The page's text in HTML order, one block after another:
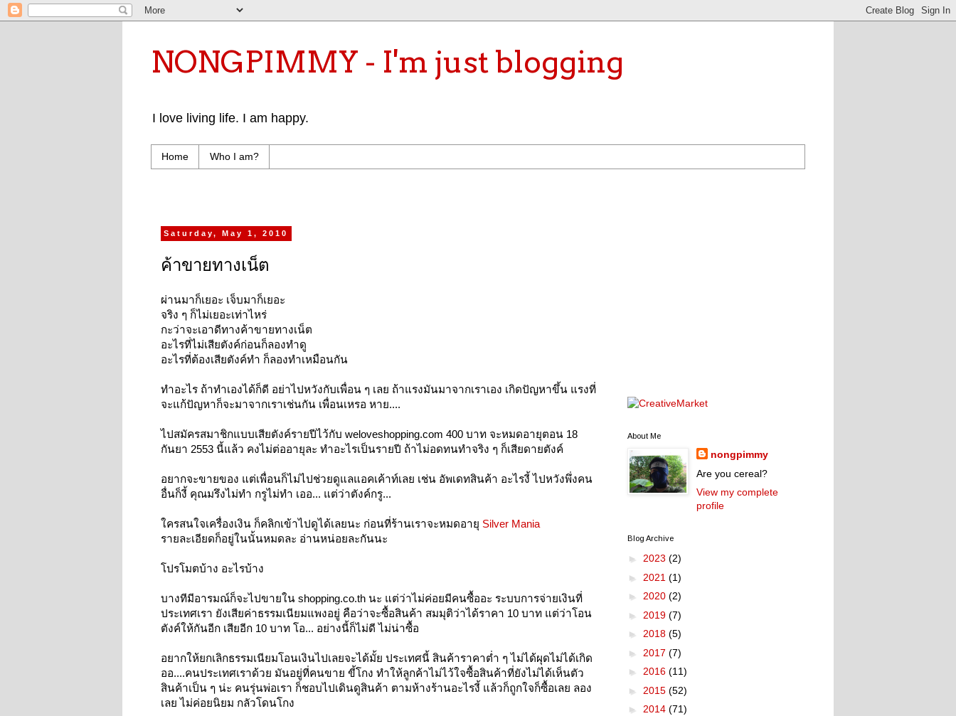
NONGPIMMY - I'm just blogging
I love living life. I am happy.
Home Who I am?
Saturday, May 1, 2010
ค้าขายทางเน็ต
ผ่านมาก็เยอะ เจ็บมาก็เยอะ
จริง ๆ ก็ไม่เยอะเท่าไหร่
กะว่าจะเอาดีทางค้าขายทางเน็ต
อะไรที่ไม่เสียตังค์ก่อนก็ลองทำดู
อะไรที่ต้องเสียตังค์ทำ ก็ลองทำเหมือนกัน
ทำอะไร ถ้าทำเองได้ก็ดี อย่าไปหวังกับเพื่อน ๆ เลย ถ้าแรงมันมาจากเราเอง เกิดปัญหาขึ้น แรงที่
จะแก้ปัญหาก็จะมาจากเราเช่นกัน เพื่อนเหรอ หาย....
ไปสมัครสมาชิกแบบเสียตังค์รายปีไว้กับ weloveshopping.com 400 บาท จะหมดอายุตอน 18
กันยา 2553 นี้แล้ว คงไม่ต่ออายุละ ทำอะไรเป็นรายปี ถ้าไม่อดทนทำจริง ๆ ก็เสียดายตังค์
อยากจะขายของ แต่เพื่อนก็ไม่ไปช่วยดูแลแอคเค้าท์เลย เช่น อัพเดทสินค้า อะไรงี้ ไปหวังพึ่งคน
อื่นก็งี้ คุณมรึงไม่ทำ กรูไม่ทำ เออ... แต่ว่าตังค์กรู...
ใครสนใจเครื่องเงิน ก็คลิกเข้าไปดูได้เลยนะ ก่อนที่ร้านเราจะหมดอายุ Silver Mania
รายละเอียดก็อยู่ในนั้นหมดละ อ่านหน่อยละกันนะ
โปรโมตบ้าง อะไรบ้าง
บางทีมีอารมณ์ก็จะไปขายใน shopping.co.th นะ แต่ว่าไม่ค่อยมีคนซื้ออะ ระบบการจ่ายเงินที่
ประเทศเรา ยังเสียค่าธรรมเนียมแพงอยู่ คือว่าจะซื้อสินค้า สมมุติว่าได้ราคา 10 บาท แต่ว่าโอน
ตังค์ให้กันอีก เสียอีก 10 บาท โอ... อย่างนี้ก็ไม่ดี ไม่น่าซื้อ
อยากให้ยกเลิกธรรมเนียมโอนเงินไปเลยจะได้มั้ย ประเทศนี้ สินค้าราคาต่ำ ๆ ไม่ได้ผุดไม่ได้เกิด
ออ....คนประเทศเราด้วย มันอยู่ที่คนขาย ขี้โกง ทำให้ลูกค้าไม่ไว้ใจซื้อสินค้าที่ยังไม่ได้เห็นตัว
สินค้าเป็น ๆ น่ะ คนรุ่นพ่อเรา ก็ชอบไปเดินดูสินค้า ตามห้างร้านอะไรงี้ แล้วก็ถูกใจก็ซื้อเลย ลอง
เลย ไม่ค่อยนิยม กลัวโดนโกง
About Me
nongpimmy
Are you cereal?
View my complete
profile
Blog Archive
► 2023 (2)
► 2021 (1)
► 2020 (2)
► 2019 (7)
► 2018 (5)
► 2017 (7)
► 2016 (11)
► 2015 (52)
► 2014 (71)